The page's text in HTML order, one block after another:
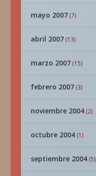
mayo 2007(7)
abril 2007(13)
marzo 2007(15)
febrero 2007(3)
noviembre 2004(2)
octubre 2004(1)
septiembre 2004(5)